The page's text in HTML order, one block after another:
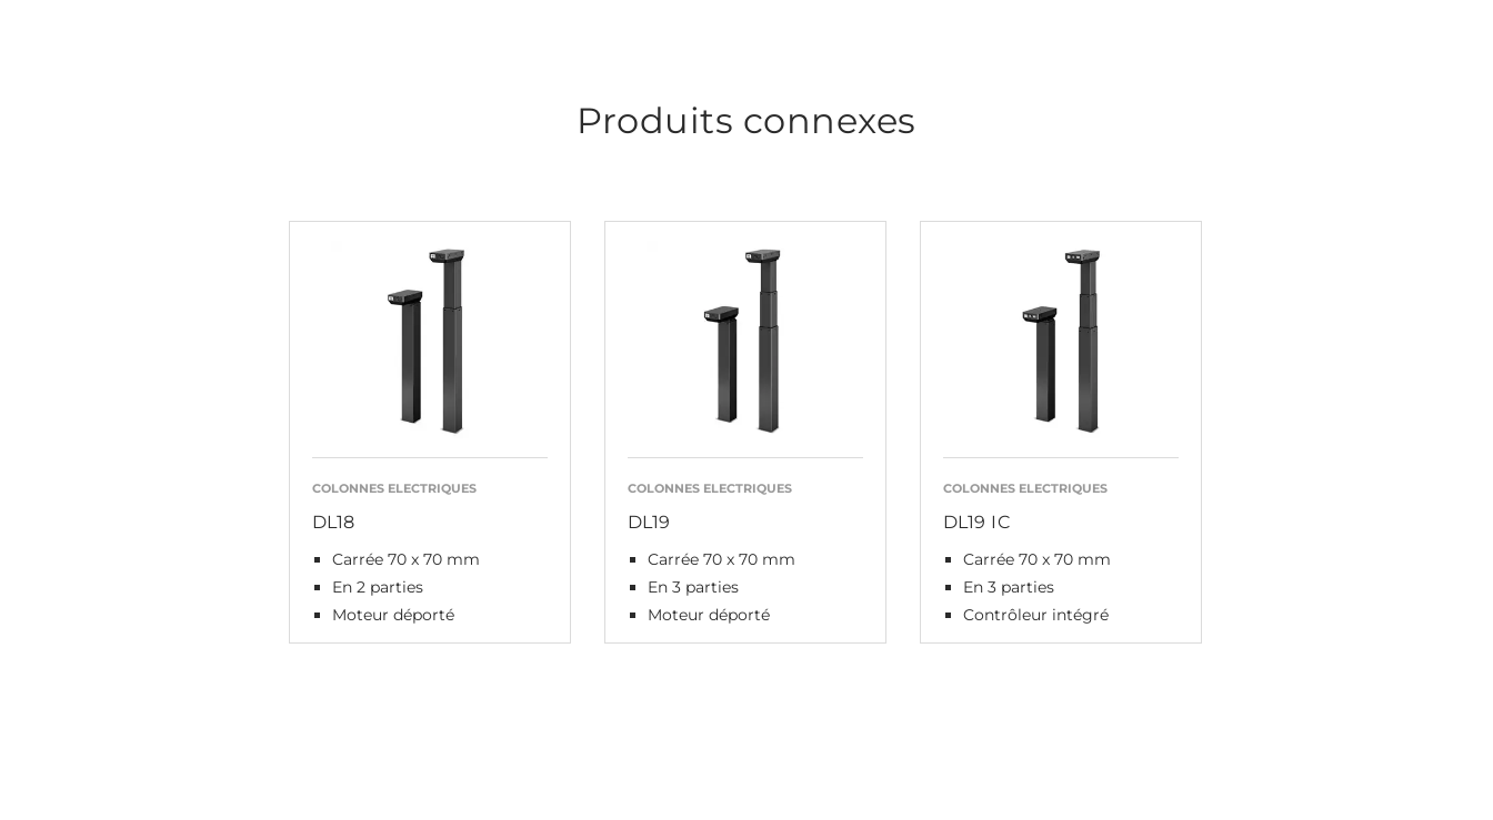
Produits connexes
COLONNES ELECTRIQUES
DL18
Carrée 70 x 70 mm
En 2 parties
Moteur déporté
COLONNES ELECTRIQUES
DL19
Carrée 70 x 70 mm
En 3 parties
Moteur déporté
COLONNES ELECTRIQUES
DL19 IC
Carrée 70 x 70 mm
En 3 parties
Contrôleur intégré